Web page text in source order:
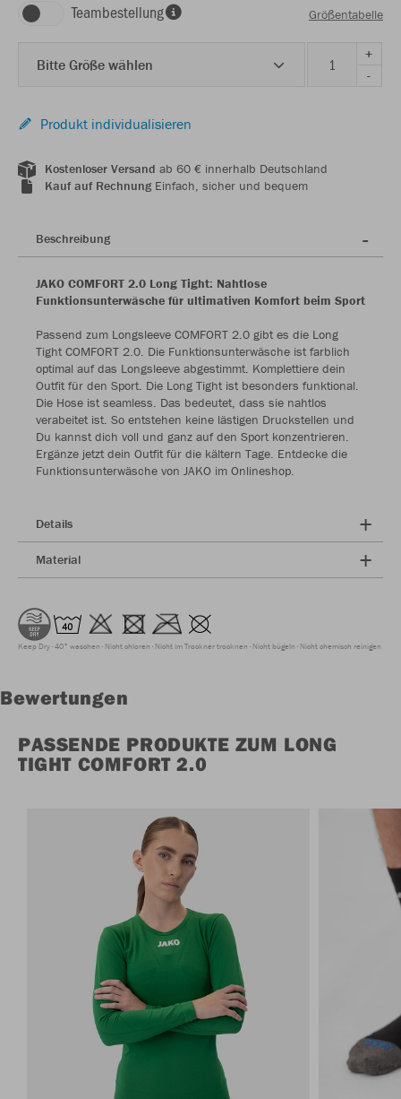
Teambestellung Größentabelle
Bitte Größe wählen
+
-
Produkt individualisieren
Kostenloser Versand ab 60 € innerhalb Deutschland
Kauf auf RechnungEinfach, sicher und bequem
Beschreibung
JAKO COMFORT 2.0 Long Tight: Nahtlose
Funktionsunterwäsche für ultimativen Komfort beim Sport
Passend zum Longsleeve COMFORT 2.0 gibt es die Long
Tight COMFORT 2.0. Die Funktionsunterwäsche ist farblich
optimal auf das Longsleeve abgestimmt. Komplettiere dein
Outfit für den Sport. Die Long Tight ist besonders funktional.
Die Hose ist seamless. Das bedeutet, dass sie nahtlos
verabeitet ist. So entstehen keine lästigen Druckstellen und
Du kannst dich voll und ganz auf den Sport konzentrieren.
Ergänze jetzt dein Outfit für die kältern Tage. Entdecke die
Funktionsunterwäsche von JAKO im Onlineshop.
Details
Material
Keep Dry 40° waschen Nicht chloren Nicht im Trockner trocknen Nicht bügeln Nicht chemisch reinigen
Bewertungen
PASSENDE PRODUKTE ZUM LONG
TIGHT COMFORT 2.0